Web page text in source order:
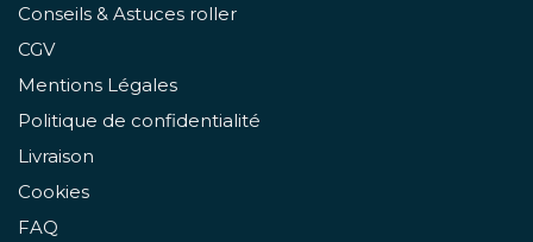
Conseils & Astuces roller
CGV
Mentions Légales
Politique de confidentialité
Livraison
Cookies
FAQ